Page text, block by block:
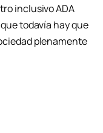
inclusivo ADA
todavía hay que
plenamente